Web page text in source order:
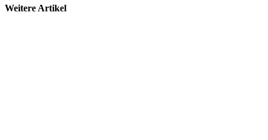
Weitere Artikel